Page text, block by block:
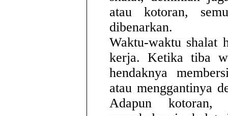
atau kotoran,
dibenarkan.
Waktu-waktu shalat
kerja. Ketika tiba
hendaknya
atau menggantinya
Adapun